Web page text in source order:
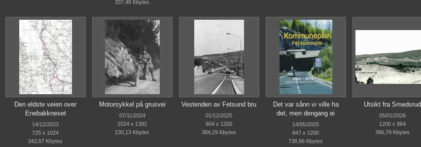
337,48 Kbytes
Den eldste veien over
Enebakkneset
14/12/2023
725 x 1024
342,67 Kbytes
Motorsykkel på grusvei
07/11/2024
1024 x 1392
230,13 Kbytes
Vestenden av Fetsund bru
01/12/2025
804 x 1200
384,29 Kbytes
Det var sånn vi ville ha
det, men dengang ei
14/05/2025
847 x 1200
738,66 Kbytes
Utsikt fra Smedsrud
05/01/2026
1200 x 864
396,79 Kbytes